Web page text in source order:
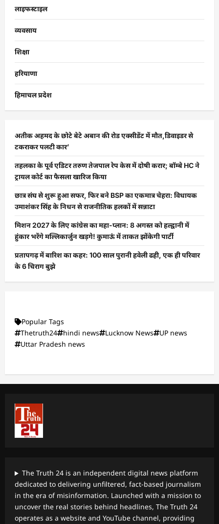
लाइफस्टाइल
व्यवसाय
शिक्षा
हरियाणा
हिमाचल प्रदेश
अतीक अहमद के छोटे बेटे अबान की रोड एक्सीडेंट में मौत,डिवाइडर से
टकराकर पलटी कार’
तहलका के पूर्व एडिटर तरुण तेजपाल रेप केस में दोषी करार; बॉम्बे HC ने
ट्रायल कोर्ट का फैसला खारिज किया
छात्र संघ से शुरू हुआ सफर, फिर बने BSP का एकमात्र चेहरा: विधायक
उमाशंकर सिंह के निधन से राजनीतिक हलकों में सन्नाटा
मिशन 2027 के लिए कांग्रेस का महा-प्लान: 8 अगस्त को हल्द्वानी में
हुंकार भरेंगे मल्लिकार्जुन खड़गे! कुमाऊं में ताकत झोंकेगी पार्टी
प्रतापगढ़ में बारिश का कहर: 100 साल पुरानी हवेली ढही, एक ही परिवार
के 6 चिराग बुझे
Popular Tags
Thetruth24
hindi news Lucknow News
UP news
Uttar Pradesh news
The Truth 24 is an independent digital news platform
dedicated to delivering unfiltered, fact-based journalism
in the era of misinformation. Launched with a mission to
uncover the real stories behind headlines, The Truth 24
operates as a website and YouTube channel, providing